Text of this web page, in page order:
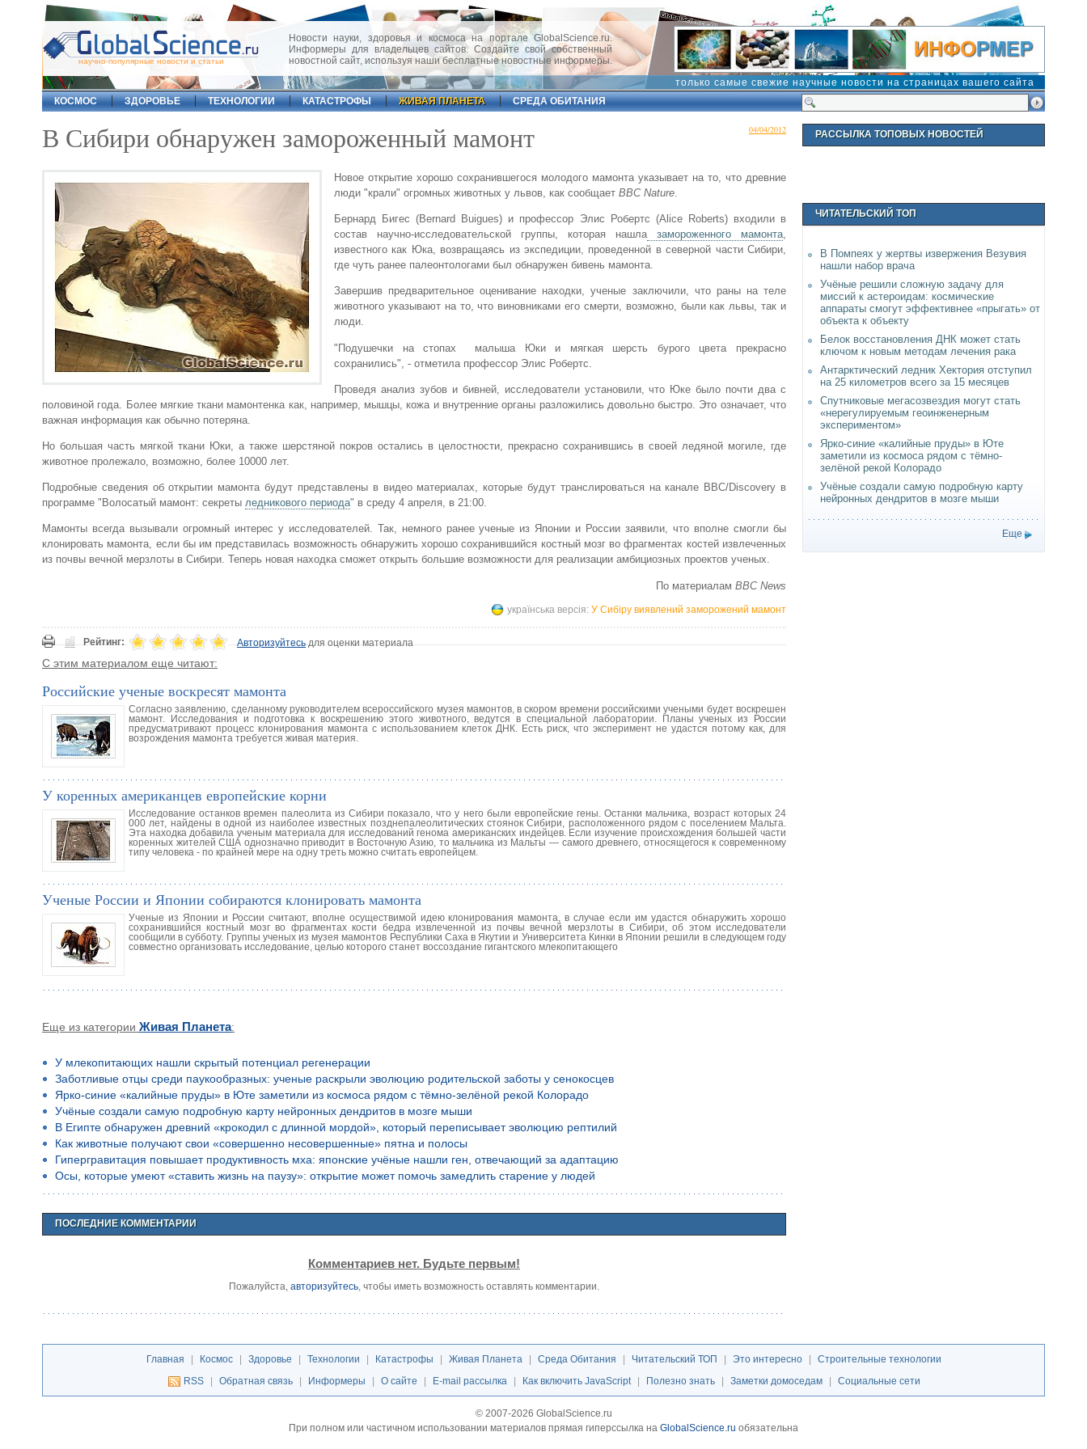
научно-популярные новости и статьи
Новости науки, здоровья и космоса на портале GlobalScience.ru.
Информеры для владельцев сайтов. Создайте свой собственный
новостной сайт, используя наши бесплатные новостные информеры.
только самые свежие научные новости на страницах вашего сайта
КОСМОС
ЗДОРОВЬЕ ТЕХНОЛОГИИ КАТАСТРОФЫ ЖИВАЯ ПЛАНЕТА СРЕДА ОБИТАНИЯ
04/04/2012
В Сибири обнаружен замороженный мамонт
Новое открытие хорошо сохранившегося молодого мамонта указывает на то, что древние
люди "крали" огромных животных у львов, как сообщает BBC Nature.
Бернард Бигес (Bernard Buigues) и профессор Элис Робертс (Alice Roberts) входили в
состав научно-исследовательской группы, которая нашлазамороженного мамонта,
известного как Юка, возвращаясь из экспедиции, проведенной в северной части Сибири,
где чуть ранее палеонтологами был обнаружен бивень мамонта.
Завершив предварительное оценивание находки, ученые заключили, что раны на теле
животного указывают на то, что виновниками его смерти, возможно, были как львы, так и
люди.
"Подушечки на стопах малыша Юки и мягкая шерсть бурого цвета прекрасно
сохранились", - отметила профессор Элис Робертс.
Проведя анализ зубов и бивней, исследователи установили, что Юке было почти два с
половиной года. Более мягкие ткани мамонтенка как, например, мышцы, кожа и внутренние органы разложились довольно быстро. Это означает, что
важная информация как обычно потеряна.
Но большая часть мягкой ткани Юки, а также шерстяной покров остались в целостности, прекрасно сохранившись в своей ледяной могиле, где
животное пролежало, возможно, более 10000 лет.
Подробные сведения об открытии мамонта будут представлены в видео материалах, которые будут транслироваться на канале BBC/Discovery в
программе "Волосатый мамонт: секреты ледникового периода" в среду 4 апреля, в 21:00.
Мамонты всегда вызывали огромный интерес у исследователей. Так, немного ранее ученые из Японии и России заявили, что вполне смогли бы
клонировать мамонта, если бы им представилась возможность обнаружить хорошо сохранившийся костный мозг во фрагментах костей извлеченных
из почвы вечной мерзлоты в Сибири. Теперь новая находка сможет открыть большие возможности для реализации амбициозных проектов ученых.
По материалам BBC News
українська версія: У Сибіру виявлений заморожений мамонт
Рейтинг: Авторизуйтесьдля оценки материала
С этим материалом еще читают:
Российские ученые воскресят мамонта
Согласно заявлению, сделанному руководителем всероссийского музея мамонтов, в скором времени российскими учеными будет воскрешен
мамонт. Исследования и подготовка к воскрешению этого животного, ведутся в специальной лаборатории. Планы ученых из России
предусматривают процесс клонирования мамонта с использованием клеток ДНК. Есть риск, что эксперимент не удастся потому как, для
возрождения мамонта требуется живая материя.
У коренных американцев европейские корни
Исследование останков времен палеолита из Сибири показало, что у него были европейские гены. Останки мальчика, возраст которых 24
000 лет, найдены в одной из наиболее известных позднепалеолитических стоянок Сибири, расположенного рядом с поселением Мальта.
Эта находка добавила ученым материала для исследований генома американских индейцев. Если изучение происхождения большей части
коренных жителей США однозначно приводит в Восточную Азию, то мальчика из Мальты — самого древнего, относящегося к современному
типу человека - по крайней мере на одну треть можно считать европейцем.
Ученые России и Японии собираются клонировать мамонта
Ученые из Японии и России считают, вполне осуществимой идею клонирования мамонта, в случае если им удастся обнаружить хорошо
сохранившийся костный мозг во фрагментах кости бедра извлеченной из почвы вечной мерзлоты в Сибири, об этом исследователи
сообщили в субботу. Группы ученых из музея мамонтов Республики Саха в Якутии и Университета Кинки в Японии решили в следующем году
совместно организовать исследование, целью которого станет воссоздание гигантского млекопитающего
Еще из категории Живая Планета:
У млекопитающих нашли скрытый потенциал регенерации
Заботливые отцы среди паукообразных: ученые раскрыли эволюцию родительской заботы у сенокосцев
Ярко-синие «калийные пруды» в Юте заметили из космоса рядом с тёмно-зелёной рекой Колорадо
Учёные создали самую подробную карту нейронных дендритов в мозге мыши
В Египте обнаружен древний «крокодил с длинной мордой», который переписывает эволюцию рептилий
Как животные получают свои «совершенно несовершенные» пятна и полосы
Гипергравитация повышает продуктивность мха: японские учёные нашли ген, отвечающий за адаптацию
Осы, которые умеют «ставить жизнь на паузу»: открытие может помочь замедлить старение у людей
ПОСЛЕДНИЕ КОММЕНТАРИИ
Комментариев нет. Будьте первым!
Пожалуйста, авторизуйтесь , чтобы иметь возможность оставлять комментарии.
РАССЫЛКА ТОПОВЫХ НОВОСТЕЙ
ЧИТАТЕЛЬСКИЙ ТОП
В Помпеях у жертвы извержения Везувия
нашли набор врача
Учёные решили сложную задачу для
миссий к астероидам: космические
аппараты смогут эффективнее «прыгать» от
объекта к объекту
Белок восстановления ДНК может стать
ключом к новым методам лечения рака
Антарктический ледник Хектория отступил
на 25 километров всего за 15 месяцев
Спутниковые мегасозвездия могут стать
«нерегулируемым геоинженерным
экспериментом»
Ярко-синие «калийные пруды» в Юте
заметили из космоса рядом с тёмно-
зелёной рекой Колорадо
Учёные создали самую подробную карту
нейронных дендритов в мозге мыши
Еще
Главная | Космос | Здоровье | Технологии | Катастрофы | Живая Планета | Среда Обитания | Читательский ТОП | Это интересно |
Строительные технологии
RSS
| Обратная связь | Информеры | О сайте | E-mail рассылка | Как включить JavaScript | Полезно знать | Заметки домоседам | Социальные сети
© 2007-2026 GlobalScience.ru
При полном или частичном использовании материалов прямая гиперссылка на GlobalScience.ru обязательна